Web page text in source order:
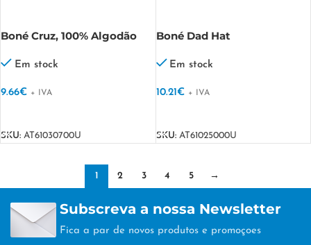
Boné Cruz, 100% Algodão
Em stock
9.66€ + IVA
SKU: AT61030700U
Boné Dad Hat
chino Dad Hat Destroyed
Em stock
10.21€ + IVA
SKU: AT61025000U
1 2 3 4 5 →
Subscreva a nossa Newsletter
Fica a par de novos produtos e promoçoes